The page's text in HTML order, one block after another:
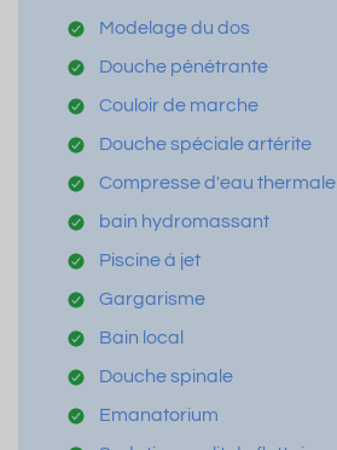
Modelage du dos
Douche pénétrante
Couloir de marche
Douche spéciale artérite
Compresse d'eau thermale
bain hydromassant
Piscine à jet
Gargarisme
Bain local
Douche spinale
Emanatorium